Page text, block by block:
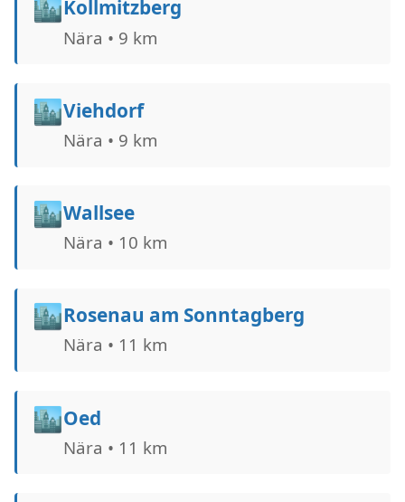
🏙️Kollmitzberg
Nära • 9 km
🏙️Viehdorf
Nära • 9 km
🏙️Wallsee
Nära • 10 km
🏙️Rosenau am Sonntagberg
Nära • 11 km
🏙️Oed
Nära • 11 km